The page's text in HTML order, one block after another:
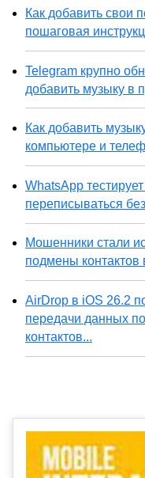
Как добавить свои
пошаговая
Telegram крупно
добавить музыку в
Как добавить
компьютере и
WhatsApp
переписываться
Мошенники стали
подмены контактов
AirDrop в iOS 26.2
передачи данных
контактов...